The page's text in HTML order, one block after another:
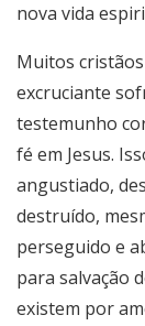
nova vida
Muitos
excruciante
testemunho
fé em Jesus.
angustiado,
destruído,
perseguido e
para salvação
existem por